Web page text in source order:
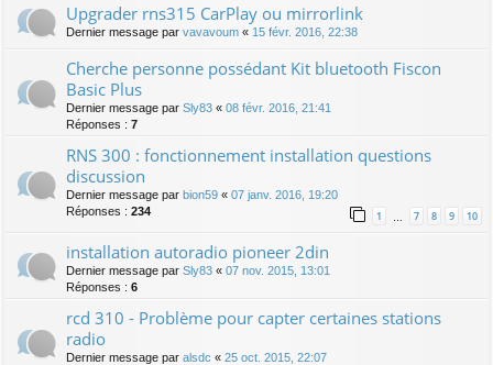
Upgrader rns315 CarPlay ou mirrorlink
Dernier message par vavavoum « 15 févr. 2016, 22:38
Cherche personne possédant Kit bluetooth Fiscon
Basic Plus
Dernier message par Sly83 « 08 févr. 2016, 21:41
Réponses : 7
RNS 300 : fonctionnement installation questions
discussion
Dernier message par bion59 « 07 janv. 2016, 19:20
Réponses : 234 1 7 8 9 10
installation autoradio pioneer 2din
Dernier message par Sly83 « 07 nov. 2015, 13:01
Réponses : 6
rcd 310 - Problème pour capter certaines stations
radio
Dernier message par alsdc « 25 oct. 2015, 22:07